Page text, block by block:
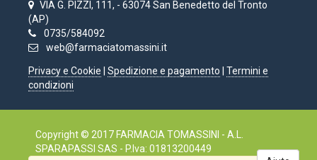
VIA G. PIZZI, 111, - 63074 San Benedetto del Tronto
(AP)
0735/584092
web@farmaciatomassini.it
Privacy e Cookie Spedizione e pagamento
Termini e
condizioni
Copyright © 2017 FARMACIA TOMASSINI - A.L.
SPARAPASSI SAS - P.Iva: 01813200449